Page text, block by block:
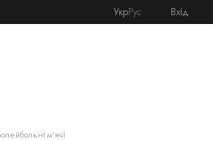
УкрРус Вхід
м'ячі